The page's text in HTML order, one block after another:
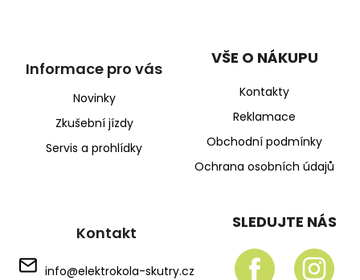
Informace pro vás
Novinky
Zkušební jízdy
Servis a prohlídky
VŠE O NÁKUPU
Kontakty
Reklamace
Obchodní podmínky
Ochrana osobních údajů
Kontakt
info@elektrokola-skutry.cz
SLEDUJTE NÁS